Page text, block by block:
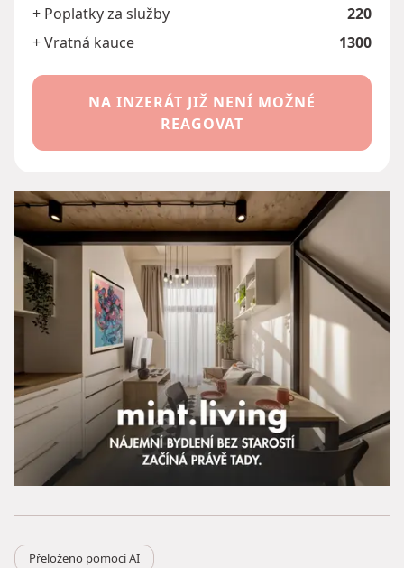
+ Poplatky za služby
220
+ Vratná kauce
1300
NA INZERÁT JIŽ NENÍ MOŽNÉ
REAGOVAT
Přeloženo pomocí AI